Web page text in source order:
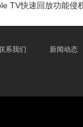
TV快速回放功能侵
系我们 新闻动态